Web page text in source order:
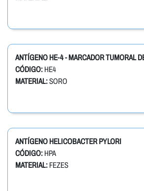
ANTÍGENO HE-4 - MARCADOR TUMORAL
CÓDIGO: HE4
MATERIAL:SORO
ANTÍGENO HELICOBACTER PYLORI
CÓDIGO: HPA
MATERIAL: FEZES